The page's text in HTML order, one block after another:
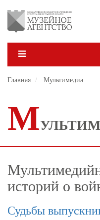
основному
содержанию
Главная Мультимедиа
М
историй о
Судьбы